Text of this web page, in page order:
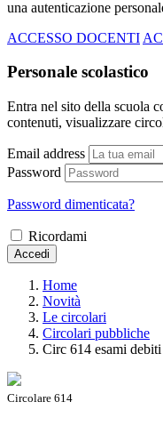
una autenticazione
ACCESSO DOCENTI
Personale scolastico
Entra nel sito della scuola
contenuti, visualizzare
Email address
Password
Password dimenticata?
Ricordami
Accedi
Home
Novità
Le circolari
Circolari pubbliche
Circ 614 esami debiti
Circolare 614